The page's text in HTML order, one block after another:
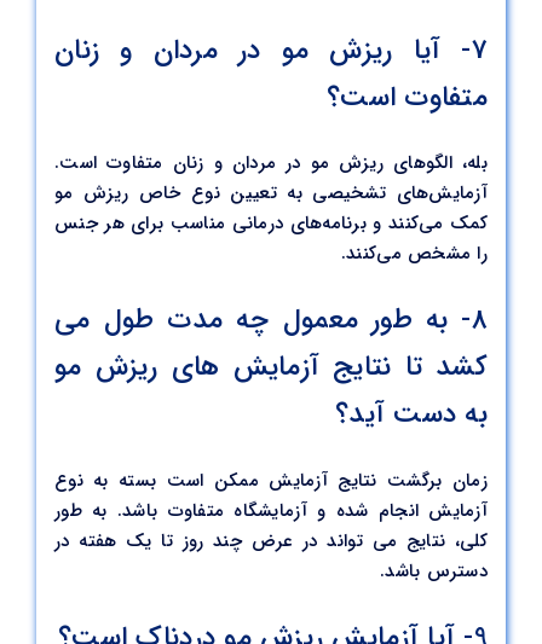
7- آیا ریزش مو در مردان و زنان
متفاوت است؟
بله، الگوهای ریزش مو در مردان و زنان متفاوت است.
آزمایش‌های تشخیصی به تعیین نوع خاص ریزش مو
کمک می‌کنند و برنامه‌های درمانی مناسب برای هر جنس
را مشخص می‌کنند.
8- به طور معمول چه مدت طول می
کشد تا نتایج آزمایش های ریزش مو
به دست آید؟
زمان برگشت نتایج آزمایش ممکن است بسته به نوع
آزمایش انجام شده و آزمایشگاه متفاوت باشد. به طور
کلی، نتایج می تواند در عرض چند روز تا یک هفته در
دسترس باشد.